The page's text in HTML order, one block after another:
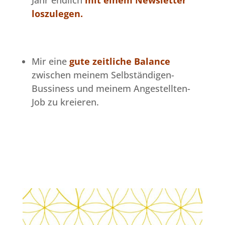
loszulegen.
Mir eine gute zeitliche Balance
zwischen meinem Selbständigen-
Bussiness und meinem Angestellten-
Job zu kreieren.